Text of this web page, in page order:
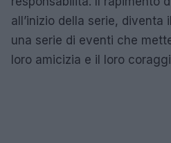
all’inizio della serie,
una serie di eventi che
loro amicizia e il loro